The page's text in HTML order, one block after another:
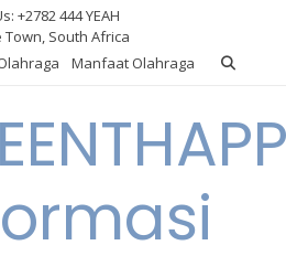
+2782 444 YEAH
Town, South Africa
Manfaat Olahraga